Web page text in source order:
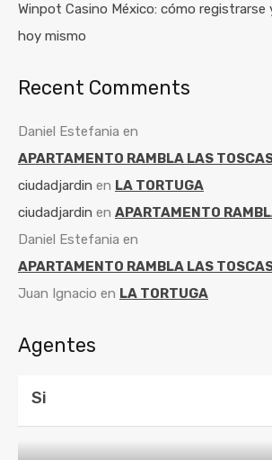
Winpot Casino México: cómo registrarse
hoy mismo
Recent Comments
Daniel Estefania en
APARTAMENTO RAMBLA LAS
ciudadjardin en LA TORTUGA
ciudadjardin en APARTAMENTO
Daniel Estefania en
APARTAMENTO RAMBLA LAS
Juan Ignacio en LA TORTUGA
Agentes
Si